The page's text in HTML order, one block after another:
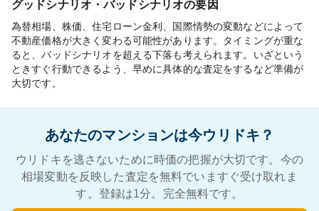
グッドシナリオ・バッドシナリオの要因
為替相場、株価、住宅ローン金利、国際情勢の変動などによって
不動産価格が大きく変わる可能性があります。タイミングが重な
ると、バッドシナリオを超える下落も考えられます。いざという
ときすぐ行動できるよう、早めに具体的な査定をするなど準備が
大切です。
あなたのマンションは今ウリドキ？
ウリドキを逃さないために時価の把握が大切です。今の
相場変動を反映した査定を無料でいますぐ受け取れま
す。登録は1分。完全無料です。